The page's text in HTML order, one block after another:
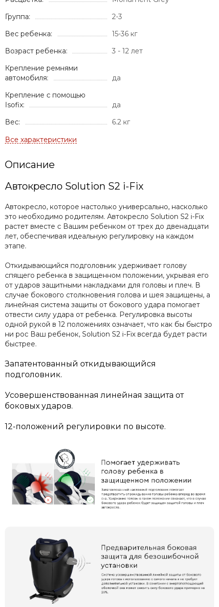
Группа:
2-3
Вес ребенка:
15-36 кг
Возраст ребенка:
3 - 12 лет
Крепление ремнями
автомобиля:
да
Крепление с помощью
Isofix:
да
Вес:
6.2 кг
Описание
Автокресло Solution S2 i-Fix
Автокресло, которое настолько универсально, насколько
это необходимо родителям. Автокресло Solution S2 i-Fix
растет вместе с Вашим ребенком от трех до двенадцати
лет, обеспечивая идеальную регулировку на каждом
этапе.
Откидывающийся подголовник удерживает голову
спящего ребенка в защищенном положении, укрывая его
от ударов защитными накладками для головы и плеч. В
случае бокового столкновения голова и шея защищены, а
линейная система защиты от бокового удара помогает
отвести силу удара от ребенка. Регулировка высоты
одной рукой в 12 положениях означает, что как бы быстро
ни рос Ваш ребенок, Solution S2 i-Fix всегда будет расти
быстрее.
Запатентованный откидывающийся
подголовник.
Усовершенствованная линейная защита от
боковых ударов.
12-положений регулировки по высоте.